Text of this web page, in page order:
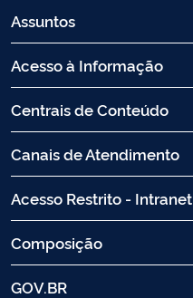
Assuntos
Acesso à Informação
Centrais de Conteúdo
Canais de Atendimento
Acesso Restrito - Intranet
Composição
GOV.BR